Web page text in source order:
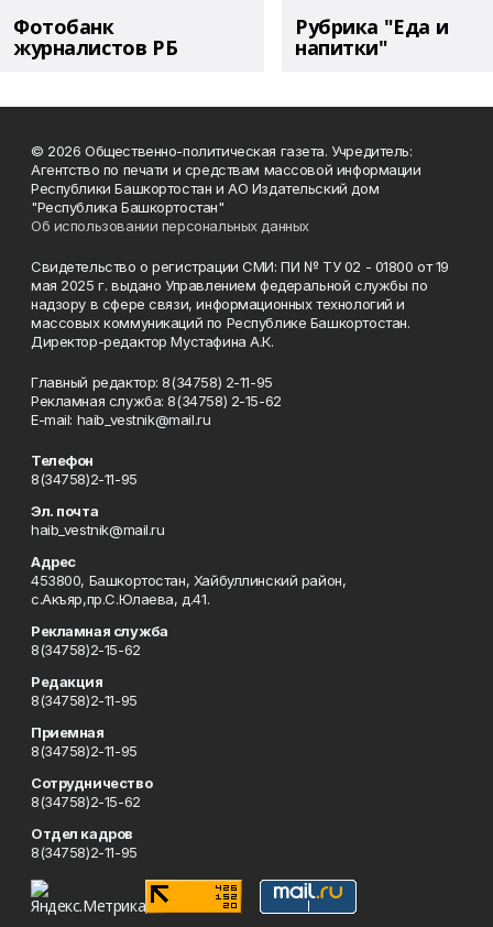
Фотобанк
журналистов РБ
Рубрика "Еда и
напитки"
© 2026 Общественно-политическая газета. Учредитель:
Агентство по печати и средствам массовой информации
Республики Башкортостан и АО Издательский дом
"Республика Башкортостан"
Об использовании персональных данных
Свидетельство о регистрации СМИ: ПИ № ТУ 02 - 01800 от 19
мая 2025 г. выдано Управлением федеральной службы по
надзору в сфере связи, информационных технологий и
массовых коммуникаций по Республике Башкортостан.
Директор-редактор Мустафина А.К.
Главный редактор: 8(34758) 2-11-95
Рекламная служба: 8(34758) 2-15-62
Е-mаil: haib_vestnik@mail.ru
Телефон
8(34758)2-11-95
Эл. почта
haib_vestnik@mail.ru
Адрес
453800, Башкортостан, Хайбуллинский район,
с.Акъяр,пр.С.Юлаева, д.41.
Рекламная служба
8(34758)2-15-62
Редакция
8(34758)2-11-95
Приемная
8(34758)2-11-95
Сотрудничество
8(34758)2-15-62
Отдел кадров
8(34758)2-11-95